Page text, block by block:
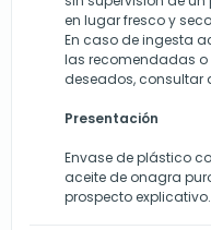
en lugar fresco y
En caso de ingesta
las recomendadas
deseados, consultar
Presentación
Envase de plástico
aceite de onagra
prospecto explicativo.